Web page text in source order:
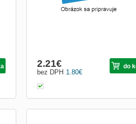
1.80€
bez DPH
2.21€ do